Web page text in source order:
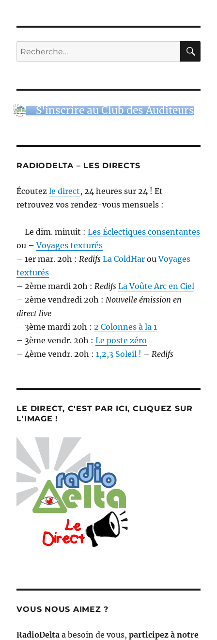
Recherche
pour :
S'inscrire au Club des Auditeurs
RADIODELTA – LES DIRECTS
Écoutezle direct, 24 heures sur 24 ! Et
retrouvez vos rendez-vous mensuels :
– Le dim. minuit :Les Éclectiques consentantes
ou –Voyages texturés
– 1er mar. 20h : Redifs La ColdHar ouVoyages
texturés
– 2ème mardi 20h : Redifs La Voûte Arc en Ciel
– 2ème vendredi 20h : Nouvelle émission en
direct live
– 3ème mardi 20h : 2 Colonnes à la 1
– 3ème vendr. 20h :Le poste zéro
– 4ème vendr. 20h :1,2,3 Soleil ! – Redifs
LE DIRECT, C'EST PAR ICI, CLIQUEZ SUR
L'IMAGE !
VOUS NOUS AIMEZ ?
RadioDelta a besoin de vous,participez à notre